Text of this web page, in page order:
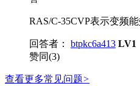
RAS/C-35CVP表示变频
回答者： btpkc6a413 LV1
赞同(3)
查看更多常见问题>